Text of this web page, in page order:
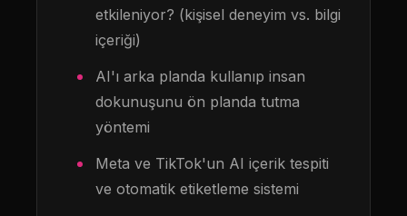
etkileniyor? (kişisel deneyim vs. bilgi
içeriği)
AI'ı arka planda kullanıp insan
dokunuşunu ön planda tutma
yöntemi
Meta ve TikTok'un AI içerik tespiti
ve otomatik etiketleme sistemi